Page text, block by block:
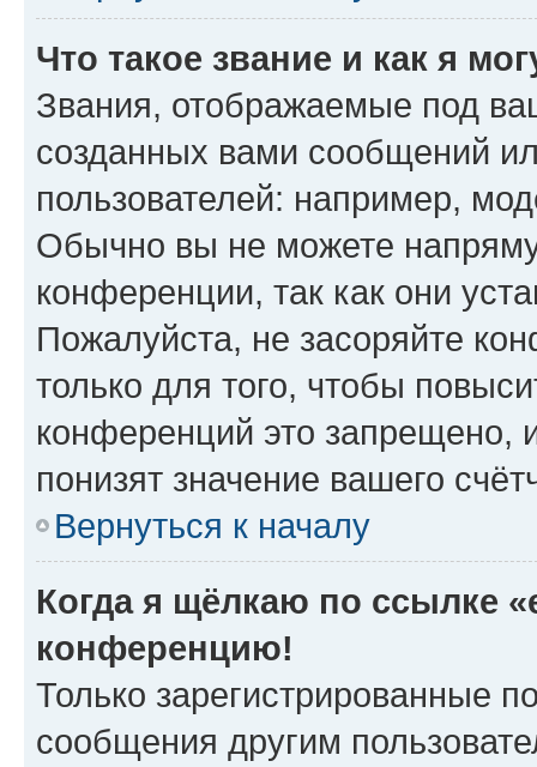
Что такое звание и как я
Звания, отображаемые под
созданных вами сообщений
пользователей: например,
Обычно вы не можете
конференции, так как они
Пожалуйста, не засоряйте
только для того, чтобы
конференций это запрещено,
понизят значение вашего
Вернуться к началу
Когда я щёлкаю по ссылке
конференцию!
Только зарегистрированные
сообщения другим